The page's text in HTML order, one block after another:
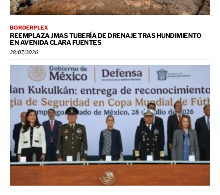
BORDERPLEX
REEMPLAZA JMAS TUBERÍA DE DRENAJE TRAS HUNDIMIENTO
EN AVENIDA CLARA FUENTES
28/07/2026